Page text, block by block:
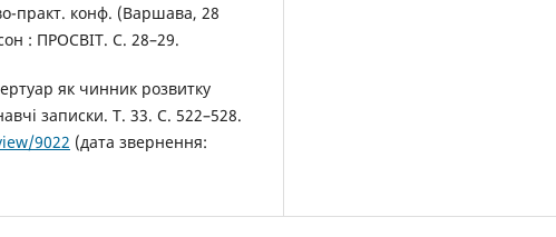
практ. конф. (Варшава, 28
: ПРОСВІТ. С. 28–29.
як чинник розвитку
записки. Т. 33. С. 522–528.
9022 (дата звернення: